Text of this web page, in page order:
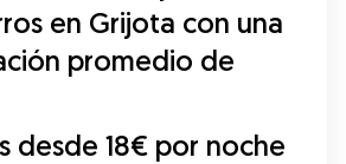
en Grijota con una
promedio de
desde 18€ por noche